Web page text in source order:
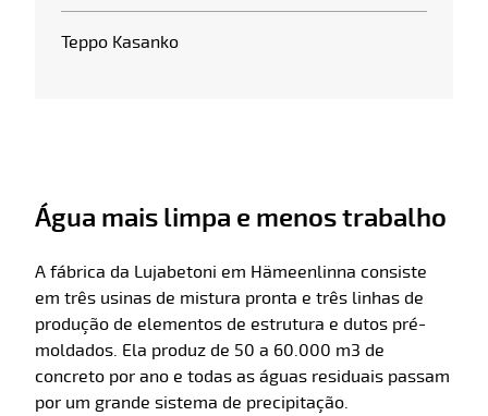
Teppo Kasanko
Água mais limpa e menos trabalho
A fábrica da Lujabetoni em Hämeenlinna consiste
em três usinas de mistura pronta e três linhas de
produção de elementos de estrutura e dutos pré-
moldados. Ela produz de 50 a 60.000 m3 de
concreto por ano e todas as águas residuais passam
por um grande sistema de precipitação.